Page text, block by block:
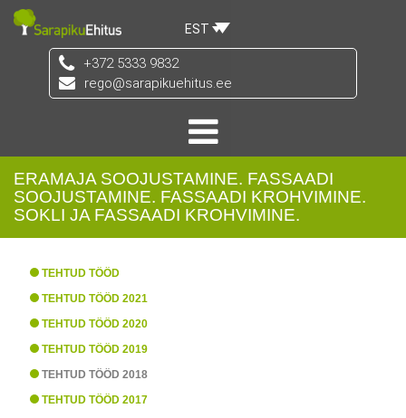
EST
+372 5333 9832
rego@sarapikuehitus.ee
ERAMAJA SOOJUSTAMINE. FASSAADI
SOOJUSTAMINE. FASSAADI KROHVIMINE.
SOKLI JA FASSAADI KROHVIMINE.
TEHTUD TÖÖD
TEHTUD TÖÖD 2021
TEHTUD TÖÖD 2020
TEHTUD TÖÖD 2019
TEHTUD TÖÖD 2018
TEHTUD TÖÖD 2017